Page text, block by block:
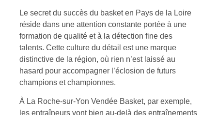
Le secret du succès du basket en Pays de la Loire
réside dans une attention constante portée à une
formation de qualité et à la détection fine des
talents. Cette culture du détail est une marque
distinctive de la région, où rien n’est laissé au
hasard pour accompagner l’éclosion de futurs
champions et championnes.
À La Roche-sur-Yon Vendée Basket, par exemple,
les entraîneurs vont bien au-delà des entraînements